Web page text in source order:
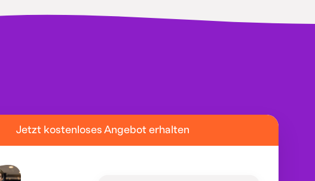
Jetzt kostenloses Angebot erhalten